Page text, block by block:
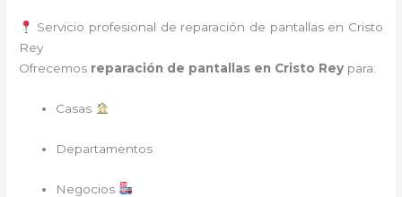
Servicio profesional de reparación de pantallas en Cristo
Rey
Ofrecemos reparación de pantallas en Cristo Rey para:
Casas
Departamentos
Negocios